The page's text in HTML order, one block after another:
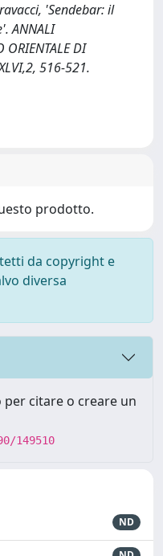
'Sendebar: il
ANNALI
ORIENTALE DI
516-521.
prodotto.
da copyright e
diversa
citare o creare un
149510
ND